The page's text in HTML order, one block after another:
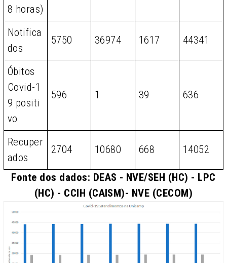
8 horas)
Notifica
dos
5750 36974 1617 44341
Óbitos
Covid-1
9 positi
vo
596 1 39 636
Recuper
ados
2704 10680 668 14052
Fonte dos dados: DEAS - NVE/SEH (HC) - LPC
(HC) - CCIH (CAISM)- NVE (CECOM)